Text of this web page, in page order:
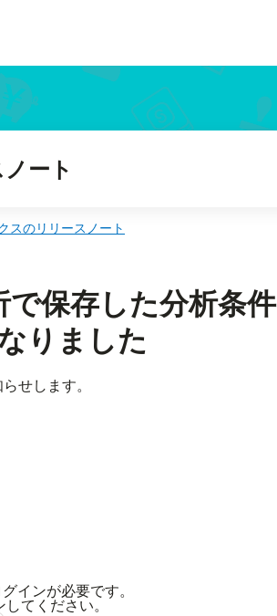
ート
スのリリースノート
保存した分析条件
りました
せします。
インが必要です。
てください。